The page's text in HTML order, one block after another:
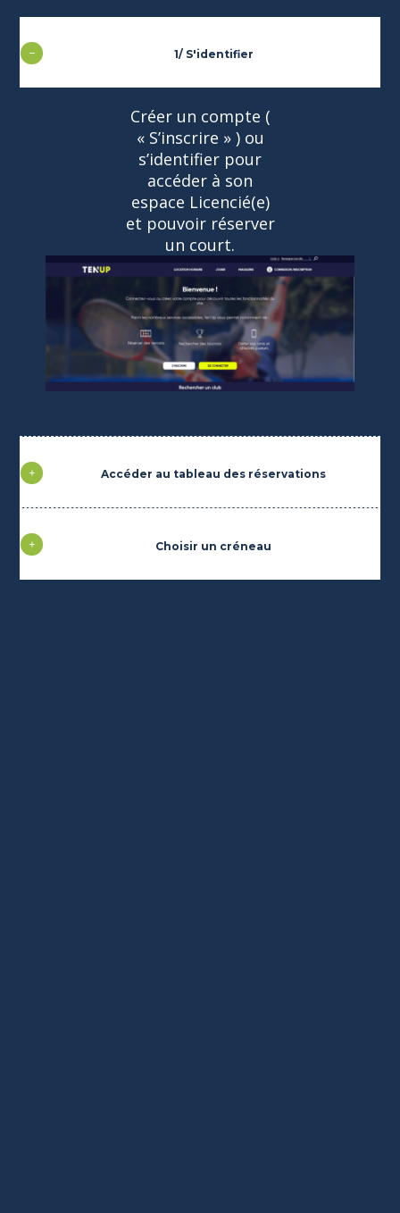
1/ S'identifier
Créer un compte (
« S’inscrire » ) ou
s’identifier pour
accéder à son
espace Licencié(e)
et pouvoir réserver
un court.
Accéder au tableau des réservations
Choisir un créneau